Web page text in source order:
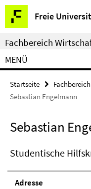
Springe
direkt
zu
Inhalt
Freie
Service-
Navigation
Fachbereich
MENÜ
Startseite Fachbereich
Sebastian Engelmann
Sebastian
Studentische
Adresse